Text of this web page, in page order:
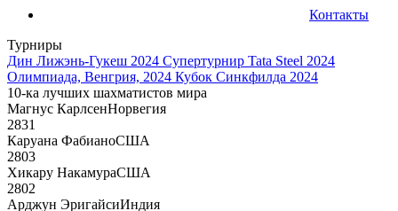
Контакты
Турниры
Дин Лижэнь-Гукеш 2024 Супертурнир Tata Steel 2024
Олимпиада, Венгрия, 2024 Кубок Синкфилда 2024
10-ка лучших шахматистов мира
Магнус КарлсенНорвегия
2831
Каруана ФабианоСША
2803
Хикару НакамураСША
2802
Арджун ЭригайсиИндия